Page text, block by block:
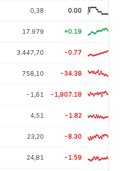
0,38 0.00
17.979 +0.19
3.447,70 -0.77
758,10 -34.38
-1,61 -1,907.18
4,51 -1.82
23,20 -8.30
24,81 -1.59